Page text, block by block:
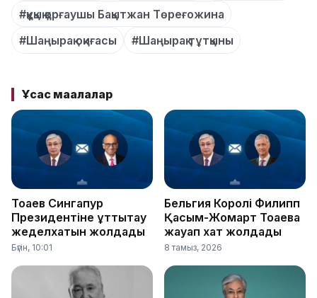
#құқық қорғаушы Бақытжан Төреғожина
#Шаңырақ оқиғасы
#Шаңырақ тұтқыны
Ұқсас мақалалар
Тоқаев Сингапур
Президентіне құттықтау
жеделхатын жолдады
Бүгін, 10:01
Бельгия Королі Филипп
Қасым-Жомарт Тоқаевқа
жауап хат жолдады
8 тамыз, 2026